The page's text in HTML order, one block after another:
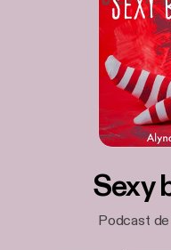
Sexy
Podcast